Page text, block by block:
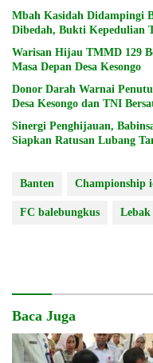
Mbah Kasidah Didampingi
Dibedah, Bukti Kepedulian
Warisan Hijau TMMD 129
Masa Depan Desa Kesongo
Donor Darah Warnai
Desa Kesongo dan TNI
Sinergi Penghijauan,
Siapkan Ratusan Lubang
Banten Championship
FC balebungkus Lebak
Baca Juga